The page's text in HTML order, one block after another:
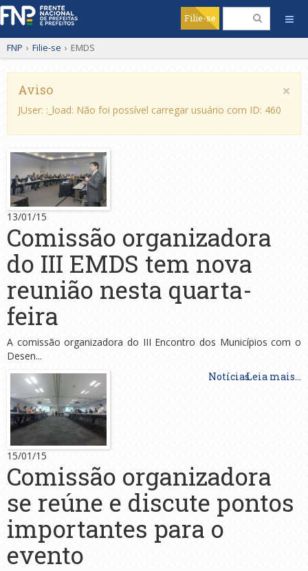
Filie-se
FNP › Filie-se › EMDS
×
Aviso
JUser: :_load: Não foi possível carregar usuário com ID: 460
13/01/15
Comissão organizadora
do III EMDS tem nova
reunião nesta quarta-
feira
A comissão organizadora do III Encontro dos Municípios com o
Desen...
NotíciasLeia mais...
15/01/15
Comissão organizadora
se reúne e discute pontos
importantes para o
evento